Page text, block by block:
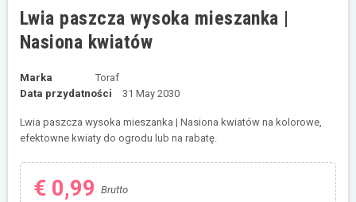
Lwia paszcza wysoka mieszanka |
Nasiona kwiatów
Marka
Toraf
Data przydatności
31 May 2030
Lwia paszcza wysoka mieszanka | Nasiona kwiatów na kolorowe,
efektowne kwiaty do ogrodu lub na rabatę.
€ 0,99 Brutto